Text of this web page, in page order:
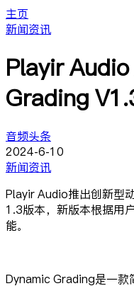
主页
新闻资讯
Playir
Grading
音频头条
2024-6-10
新闻资讯
Playir Audio推出创新型
1.3版本，新版本根据用
能。
Dynamic Grading是一款